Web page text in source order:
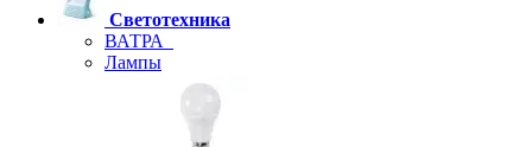
Светотехника
ВАТРА
Лампы